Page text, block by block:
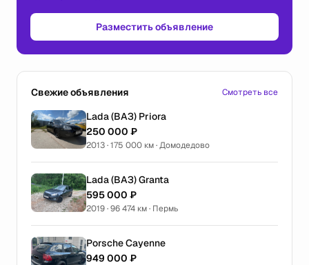
Разместить объявление
Свежие объявления Смотреть все
Lada (ВАЗ) Priora
250 000 ₽
2013 · 175 000 км · Домодедово
Lada (ВАЗ) Granta
595 000 ₽
2019 · 96 474 км · Пермь
Porsche Cayenne
949 000 ₽